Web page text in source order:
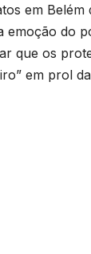
em Belém
emoção do
que os
em prol